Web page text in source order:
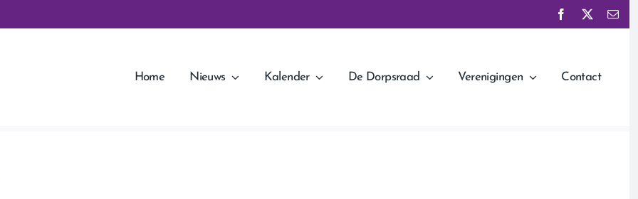
Home Nieuws Kalender De Dorpsraad Verenigingen Contact